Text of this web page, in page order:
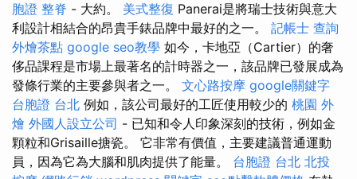
胞證 整脊 - 大約。 美式整復 Panerai是將瑞士技術與意大
利設計相結合的昂貴手錶品牌中最好的之一。 記帳士 查詢
外燴茶點 google seo教學 如今，卡地亞（Cartier）的奢
侈品課程是市場上最著名的計時器之一，該品牌已發展成為
發條行業的主要參與者之一。 文心路按摩 google關鍵字
台胞證 台北 例如，該公司最好的工匠使用較少的 桃園 外
燴 外國人設立公司 - 已知和令人印象深刻的技術，例如金
顆粒和Grisaille搪瓷。 它非常有價值，主要建議普通運動
員，因為它為大腦和肌肉提供了能量。 台胞證 台北 北投